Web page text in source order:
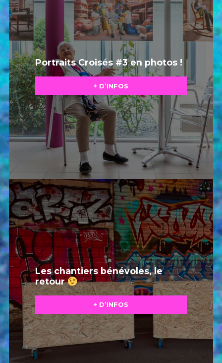
Portraits Croisés #3 en photos !
+ D’INFOS
Les chantiers bénévoles, le
retour
+ D’INFOS